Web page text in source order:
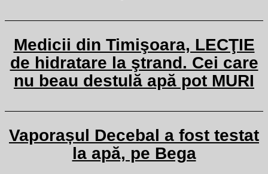
Medicii din Timişoara, LECŢIE
de hidratare la ştrand. Cei care
nu beau destulă apă pot MURI
Vaporașul Decebal a fost testat
la apă, pe Bega